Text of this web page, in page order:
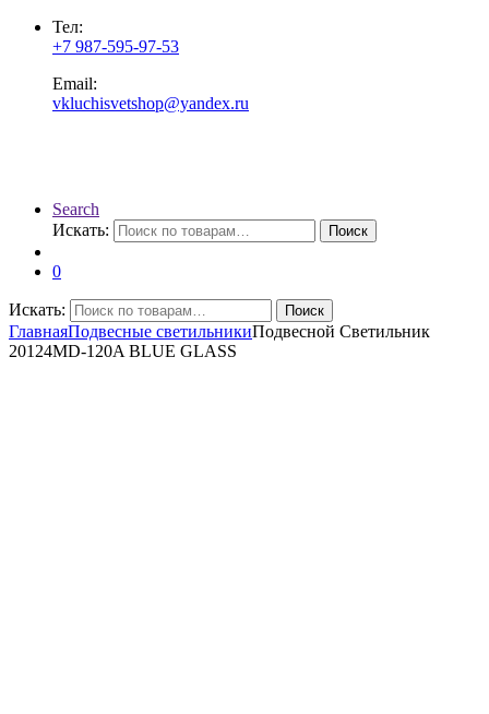
Тел:
+7 987-595-97-53
Email:
vkluchisvetshop@yandex.ru
Search
Искать:
Поиск
0
Искать: Поиск
ГлавнаяПодвесные светильникиПодвесной Светильник
20124MD-120A BLUE GLASS